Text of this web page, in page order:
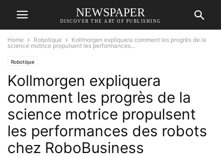
NEWSPAPER
DISCOVER THE ART OF PUBLISHING
Home Robotique
Kollmorgen expliquera comment les progrès de la
science motrice propulsent les performances...
Robotique
Kollmorgen expliquera
comment les progrès de la
science motrice propulsent
les performances des robots
chez RoboBusiness